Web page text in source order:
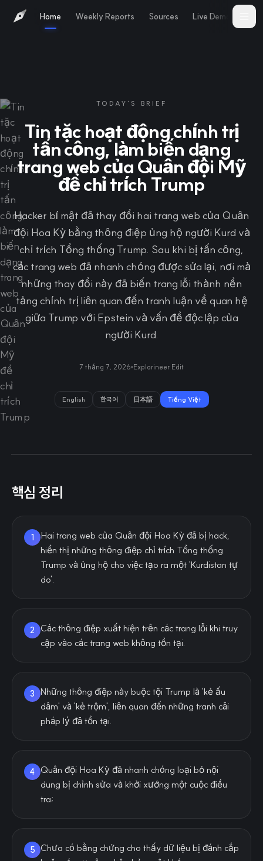
Home Weekly Reports Sources Live Demo
TODAY'S BRIEF
Tin tặc hoạt động chính trị
tấn công, làm biến dạng
trang web của Quân đội Mỹ
để chỉ trích Trump
Hacker bí mật đã thay đổi hai trang web của Quân
đội Hoa Kỳ bằng thông điệp ủng hộ người Kurd và
chỉ trích Tổng thống Trump. Sau khi bị tấn công,
các trang web đã nhanh chóng được sửa lại, nơi mà
những thay đổi này đã biến trang lỗi thành nền
tảng chính trị liên quan đến tranh luận về quan hệ
giữa Trump với Epstein và vấn đề độc lập của
người Kurd.
7 tháng 7, 2026 Explorineer Edit
English 한국어 日本語 Tiếng Việt
핵심 정리
1
Hai trang web của Quân đội Hoa Kỳ đã bị hack,
hiển thị những thông điệp chỉ trích Tổng thống
Trump và ủng hộ cho việc tạo ra một 'Kurdistan tự
do'.
2
Các thông điệp xuất hiện trên các trang lỗi khi truy
cập vào các trang web không tồn tại.
3
Những thông điệp này buộc tội Trump là 'kẻ ấu
dâm' và 'kẻ trộm', liên quan đến những tranh cãi
pháp lý đã tồn tại.
4
Quân đội Hoa Kỳ đã nhanh chóng loại bỏ nội
dung bị chỉnh sửa và khởi xướng một cuộc điều
tra;
5
Chưa có bằng chứng cho thấy dữ liệu bị đánh cắp